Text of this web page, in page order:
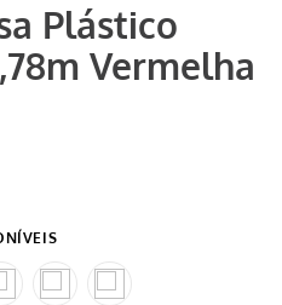
Plástico
Vermelha